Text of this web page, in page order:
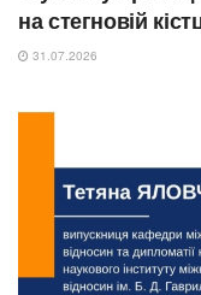
на стегновій
31.07.2026